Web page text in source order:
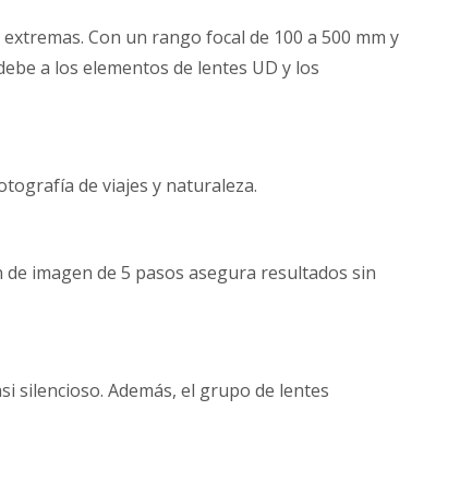
Con un rango focal de 100 a 500 mm y
a los elementos de lentes UD y los
de viajes y naturaleza.
imagen de 5 pasos asegura resultados sin
silencioso. Además, el grupo de lentes